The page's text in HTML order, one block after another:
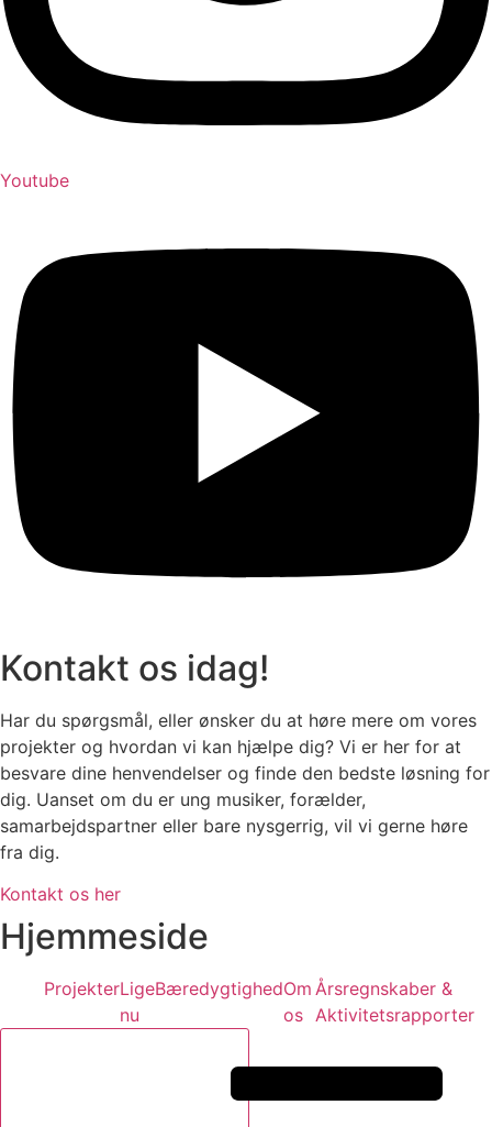
Youtube
Kontakt os idag!
Har du spørgsmål, eller ønsker du at høre mere om vores
projekter og hvordan vi kan hjælpe dig? Vi er her for at
besvare dine henvendelser og finde den bedste løsning for
dig. Uanset om du er ung musiker, forælder,
samarbejdspartner eller bare nysgerrig, vil vi gerne høre
fra dig.
Kontakt os her
Hjemmeside
ProjekterLige
nu
BæredygtighedOm
os
Årsregnskaber &
Aktivitetsrapporter